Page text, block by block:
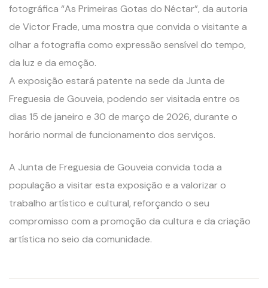
fotográfica “As Primeiras Gotas do Néctar”, da autoria
de Victor Frade, uma mostra que convida o visitante a
olhar a fotografia como expressão sensível do tempo,
da luz e da emoção.
A exposição estará patente na sede da Junta de
Freguesia de Gouveia, podendo ser visitada entre os
dias 15 de janeiro e 30 de março de 2026, durante o
horário normal de funcionamento dos serviços.
A Junta de Freguesia de Gouveia convida toda a
população a visitar esta exposição e a valorizar o
trabalho artístico e cultural, reforçando o seu
compromisso com a promoção da cultura e da criação
artística no seio da comunidade.